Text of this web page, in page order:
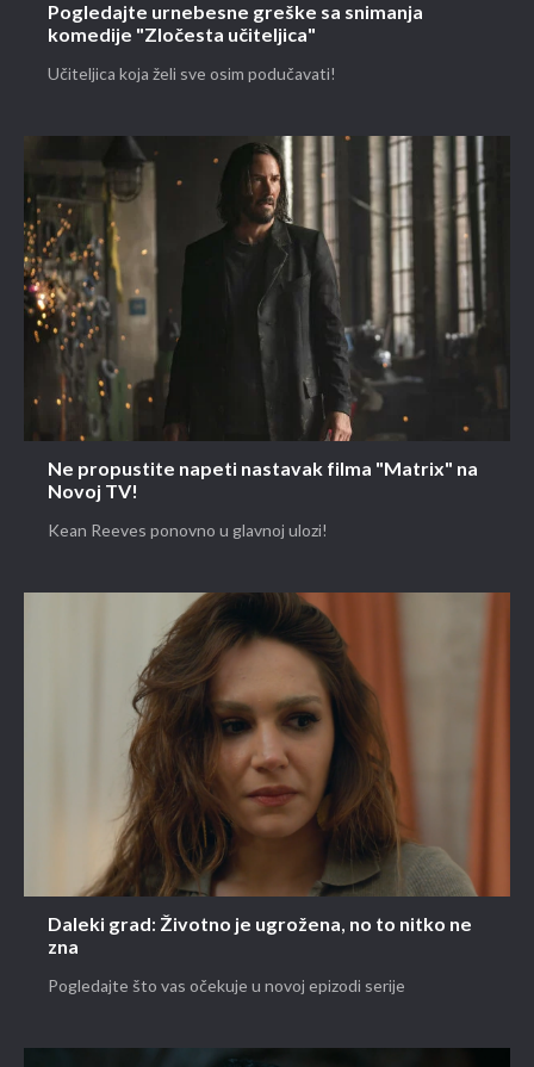
Pogledajte urnebesne greške sa snimanja
komedije "Zločesta učiteljica"
Učiteljica koja želi sve osim podučavati!
Ne propustite napeti nastavak filma "Matrix" na
Novoj TV!
Kean Reeves ponovno u glavnoj ulozi!
Daleki grad: Životno je ugrožena, no to nitko ne
zna
Pogledajte što vas očekuje u novoj epizodi serije